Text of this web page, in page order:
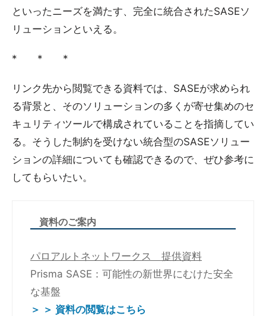
といったニーズを満たす、完全に統合されたSASEソ
リューションといえる。
* * *
リンク先から閲覧できる資料では、SASEが求められ
る背景と、そのソリューションの多くが寄せ集めのセ
キュリティツールで構成されていることを指摘してい
る。そうした制約を受けない統合型のSASEソリュー
ションの詳細についても確認できるので、ぜひ参考に
してもらいたい。
資料のご案内
パロアルトネットワークス 提供資料
Prisma SASE：可能性の新世界にむけた安全
な基盤
＞ ＞ 資料の閲覧はこちら